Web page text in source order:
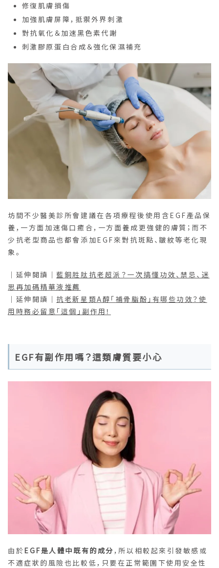
修復肌膚損傷
加強肌膚屏障，抵禦外界刺激
對抗氧化＆加速黑色素代謝
刺激膠原蛋白合成＆強化保濕補充
坊間不少醫美診所會建議在各項療程後使用含EGF產品保
養，一方面加速傷口癒合，一方面養成更強健的膚質；而不
少抗老型商品也都會添加EGF來對抗斑點、皺紋等老化現
象。
｜延伸閱讀｜藍銅胜肽抗老超派？一次搞懂功效、禁忌、迷
思再加碼精華液推薦
｜延伸閱讀｜ 抗老新星類A醇「補骨脂酚」有哪些功效？使
用時務必留意「這個」副作用！
EGF有副作用嗎？這類膚質要小心
由於EGF是人體中既有的成分，所以相較起來引發敏感或
不適症狀的風險也比較低，只要在正常範圍下使用安全性